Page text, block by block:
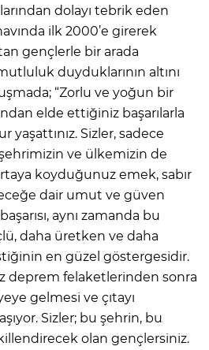
dolayı tebrik eden
ilk 2000’e girerek
gençlerle bir arada
duyduklarının altını
“Zorlu ve yoğun bir
elde ettiğiniz başarılarla
yaşattınız. Sizler, sadece
ve ülkemizin de
koyduğunuz emek, sabır
dair umut ve güven
aynı zamanda bu
daha üretken ve daha
en güzel göstergesidir.
deprem felaketlerinden sonra
gelmesi ve çıtayı
Sizler; bu şehrin, bu
olan gençlersiniz.